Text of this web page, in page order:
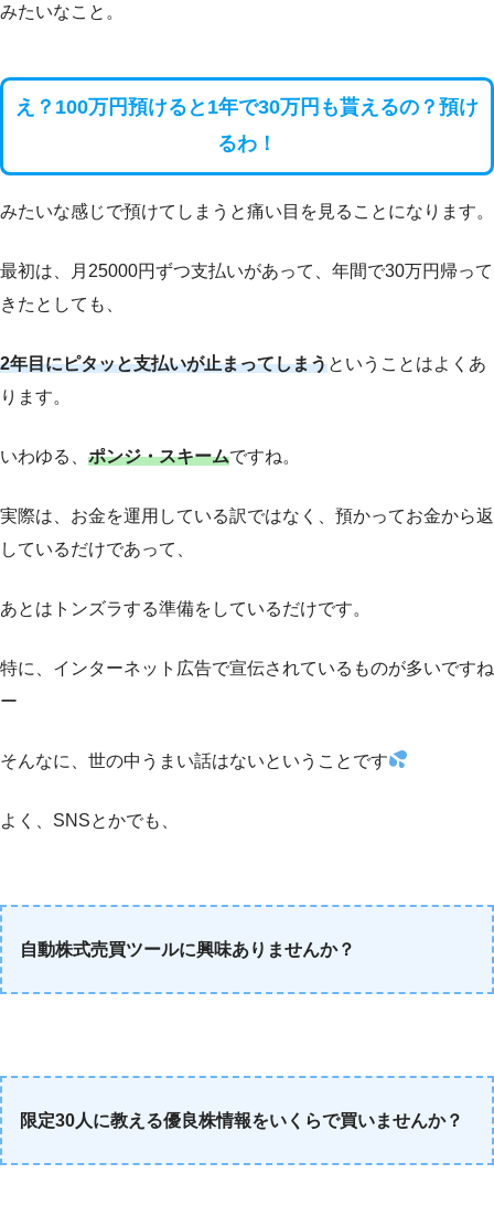
みたいなこと。
え？100万円預けると1年で30万円も貰えるの？預け
るわ！
みたいな感じで預けてしまうと痛い目を見ることになります。
最初は、月25000円ずつ支払いがあって、年間で30万円帰って
きたとしても、
2年目にピタッと支払いが止まってしまうということはよくあ
ります。
いわゆる、 ポンジ・スキームですね。
実際は、お金を運用している訳ではなく、預かってお金から返
しているだけであって、
あとはトンズラする準備をしているだけです。
特に、インターネット広告で宣伝されているものが多いですね
ー
そんなに、世の中うまい話はないということです
よく、SNSとかでも、
自動株式売買ツールに興味ありませんか？
限定30人に教える優良株情報をいくらで買いませんか？